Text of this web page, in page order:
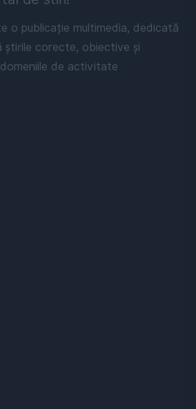
o publicație multimedia, dedicată
știrile corecte, obiective și
de activitate